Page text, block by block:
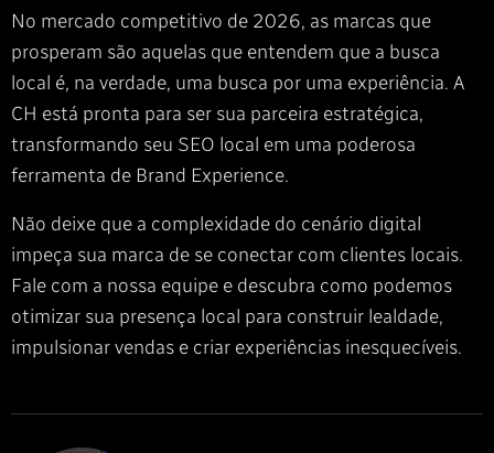
No mercado competitivo de 2026, as marcas que
prosperam são aquelas que entendem que a busca
local é, na verdade, uma busca por uma experiência. A
CH está pronta para ser sua parceira estratégica,
transformando seu SEO local em uma poderosa
ferramenta de Brand Experience.
Não deixe que a complexidade do cenário digital
impeça sua marca de se conectar com clientes locais.
Fale com a nossa equipe e descubra como podemos
otimizar sua presença local para construir lealdade,
impulsionar vendas e criar experiências inesquecíveis.